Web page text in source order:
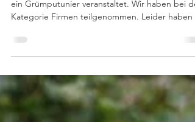
Wir waren dabei!
Kategorie Firmen teilgenommen. Leider haben
an allen drei Spielen verloren. Dabei sein ist alles
und Spass hat es trotzdem gemacht!